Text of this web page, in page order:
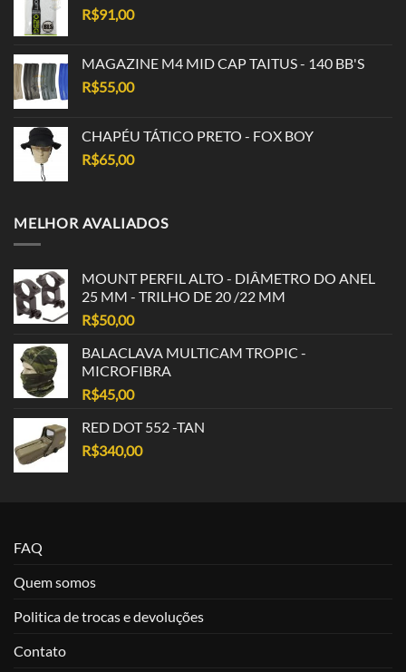
R$91,00
MAGAZINE M4 MID CAP TAITUS - 140 BB'S
R$55,00
CHAPÉU TÁTICO PRETO - FOX BOY
R$65,00
MELHOR AVALIADOS
MOUNT PERFIL ALTO - DIÂMETRO DO ANEL
25 MM - TRILHO DE 20 /22 MM
R$50,00
BALACLAVA MULTICAM TROPIC -
MICROFIBRA
R$45,00
RED DOT 552 -TAN
R$340,00
FAQ
Quem somos
Politica de trocas e devoluções
Contato